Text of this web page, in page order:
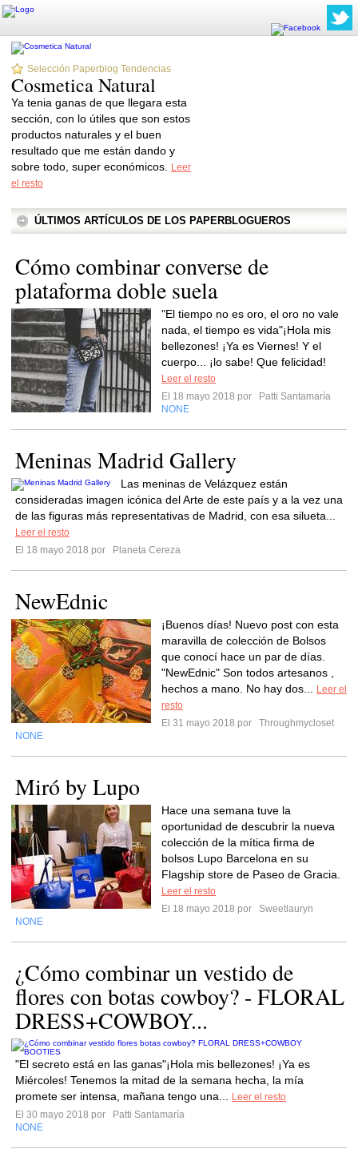
Selección Paperblog Tendencias
Cosmetica Natural
Ya tenia ganas de que llegara esta
sección, con lo útiles que son estos
productos naturales y el buen
resultado que me están dando y
sobre todo, super económicos.
Leer
el resto
ÚLTIMOS ARTÍCULOS DE LOS PAPERBLOGUEROS
Cómo combinar converse de
plataforma doble suela
"El tiempo no es oro, el oro no vale
nada, el tiempo es vida"¡Hola mis
bellezones! ¡Ya es Viernes! Y el
cuerpo... ¡lo sabe! Que felicidad!
Leer el resto
El 18 mayo 2018 por
Patti Santamaría
NONE
Meninas Madrid Gallery
Las meninas de Velázquez están
consideradas imagen icónica del Arte de este país y a la vez una
de las figuras más representativas de Madrid, con esa silueta...
Leer el resto
El 18 mayo 2018 por
Planeta Cereza
NewEdnic
¡Buenos días! Nuevo post con esta
maravilla de colección de Bolsos
que conocí hace un par de días.
"NewEdnic" Son todos artesanos ,
hechos a mano. No hay dos...
Leer el
resto
El 31 mayo 2018 por
Throughmycloset
NONE
Miró by Lupo
Hace una semana tuve la
oportunidad de descubrir la nueva
colección de la mítica firma de
bolsos Lupo Barcelona en su
Flagship store de Paseo de Gracia.
Leer el resto
El 18 mayo 2018 por
Sweetlauryn
NONE
¿Cómo combinar un vestido de
flores con botas cowboy? - FLORAL
DRESS+COWBOY...
"El secreto está en las ganas"¡Hola mis bellezones! ¡Ya es
Miércoles! Tenemos la mitad de la semana hecha, la mía
promete ser intensa, mañana tengo una...
Leer el resto
El 30 mayo 2018 por
Patti Santamaría
NONE